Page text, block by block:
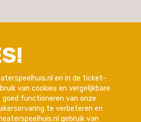
en in de ticket-
van cookies en vergelijkbare
goed functioneren van onze
te verbeteren en
gebruik van